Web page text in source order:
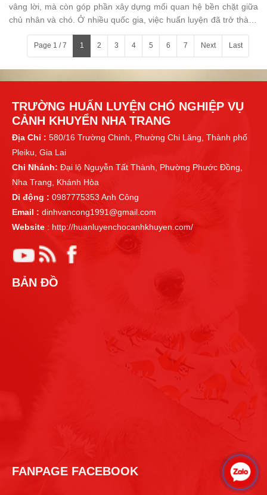
vâng lời, mà còn góp phần xây dựng mối quan hệ bền chặt giữa
chủ nhân và chó. Ở nhiều quốc gia, việc huấn luyện đã trở thành
một ngành nghề chuyên nghiệp với quy trình, giáo trình và tiêu
chuẩn quốc tế rõ ràng. Bài viết này sẽ chia sẻ quy trình huấn
luyện chó chuyên nghiệp để bạn tham khảo và áp dụng phù hợp
với chú chó của mình.
Page 1 / 7 1 2 3 4 5 6 7 Next Last
TRƯỜNG HUẤN LUYỆN CHÓ NGHIỆP VỤ
CẢNH KHUYỂN NHA TRANG
Địa Chỉ : 580/16 Trường Chinh, Phường Chi Lăng, Thành phố
Pleiku, Gia Lai
Chi Nhánh: Đại lộ Nguyễn Tất Thành, Phường Phước Đồng,
Nha Trang, Khánh Hòa
Di động : 0987775353 Anh Công
Email : dinhvancong1991@gmail.com
Website : http://huanluyenchocanhkhuyen.com/
BẢN ĐỒ
FANPAGE FACEBOOK